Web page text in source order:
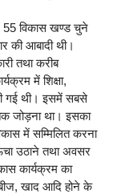
55 विकास खण्ड चुने
की आबादी थी।
तथा करीब
में शिक्षा,
गई थी। इसमें सबसे
जोड़ना था। इसका
में सम्मिलित करना
उठाने तथा अवसर
कार्यक्रम का
खाद आदि होने के